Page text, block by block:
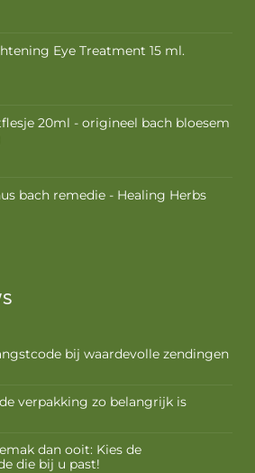
Eye Treatment 15 ml.
20ml - origineel bach bloesem
bach remedie - Healing Herbs
bij waardevolle zendingen
verpakking zo belangrijk is
dan ooit: Kies de
die bij u past!